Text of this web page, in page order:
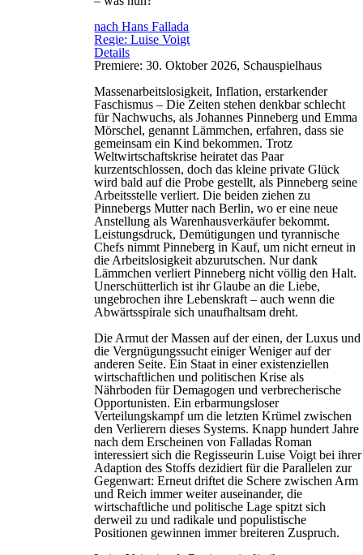
nach Hans Fallada
Regie: Luise Voigt
Details
Premiere: 30. Oktober 2026, Schauspielhaus
Massenarbeitslosigkeit, Inflation, erstarkender
Faschismus – Die Zeiten stehen denkbar schlecht
für Nachwuchs, als Johannes Pinneberg und Emma
Mörschel, genannt Lämmchen, erfahren, dass sie
gemeinsam ein Kind bekommen. Trotz
Weltwirtschaftskrise heiratet das Paar
kurzentschlossen, doch das kleine private Glück
wird bald auf die Probe gestellt, als Pinneberg seine
Arbeitsstelle verliert. Die beiden ziehen zu
Pinnebergs Mutter nach Berlin, wo er eine neue
Anstellung als Warenhausverkäufer bekommt.
Leistungsdruck, Demütigungen und tyrannische
Chefs nimmt Pinneberg in Kauf, um nicht erneut in
die Arbeitslosigkeit abzurutschen. Nur dank
Lämmchen verliert Pinneberg nicht völlig den Halt.
Unerschütterlich ist ihr Glaube an die Liebe,
ungebrochen ihre Lebenskraft – auch wenn die
Abwärtsspirale sich unaufhaltsam dreht.
Die Armut der Massen auf der einen, der Luxus und
die Vergnügungssucht einiger Weniger auf der
anderen Seite. Ein Staat in einer existenziellen
wirtschaftlichen und politischen Krise als
Nährboden für Demagogen und verbrecherische
Opportunisten. Ein erbarmungsloser
Verteilungskampf um die letzten Krümel zwischen
den Verlierern dieses Systems. Knapp hundert Jahre
nach dem Erscheinen von Falladas Roman
interessiert sich die Regisseurin Luise Voigt bei ihrer
Adaption des Stoffs dezidiert für die Parallelen zur
Gegenwart: Erneut driftet die Schere zwischen Arm
und Reich immer weiter auseinander, die
wirtschaftliche und politische Lage spitzt sich
derweil zu und radikale und populistische
Positionen gewinnen immer breiteren Zuspruch.